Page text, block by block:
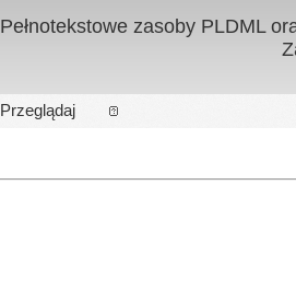
Pełnotekstowe zasoby PLDML
Przeglądaj